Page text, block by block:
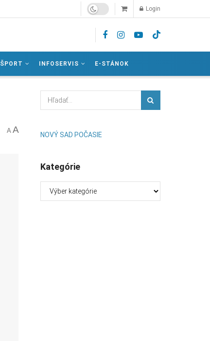
Login
ŠPORT INFOSERVIS E-STÁNOK
A A NOVÝ SAD POČASIE
Kategórie